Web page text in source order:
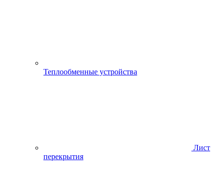
Теплообменные устройства
Лист
перекрытия